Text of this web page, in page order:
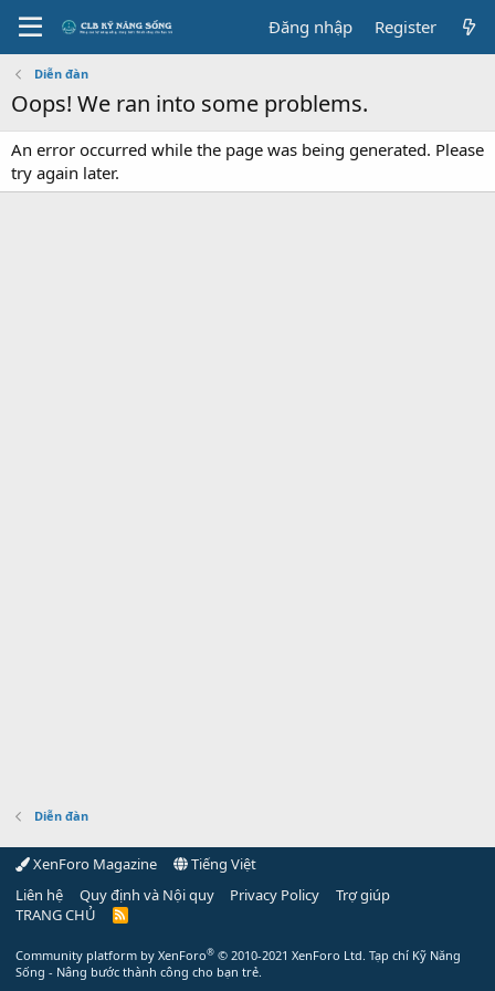
Đăng nhập Register
Diễn đàn
Oops! We ran into some problems.
An error occurred while the page was being generated. Please
try again later.
Diễn đàn
XenForo Magazine
Tiếng Việt
Liên hệ
Quy định và Nội quy Privacy Policy
Trợ giúp
TRANG CHỦ
R
Community platform by XenForo® © 2010-2021 XenForo Ltd. Tạp chí Kỹ Năng
Sống - Nâng bước thành công cho bạn trẻ.